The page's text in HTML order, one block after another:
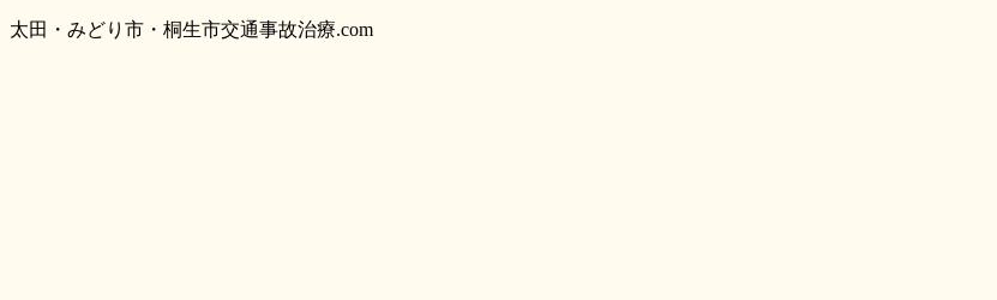
太田・ みどり 市・ 桐生市交通事故治療.com